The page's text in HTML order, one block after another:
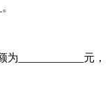
____________元，